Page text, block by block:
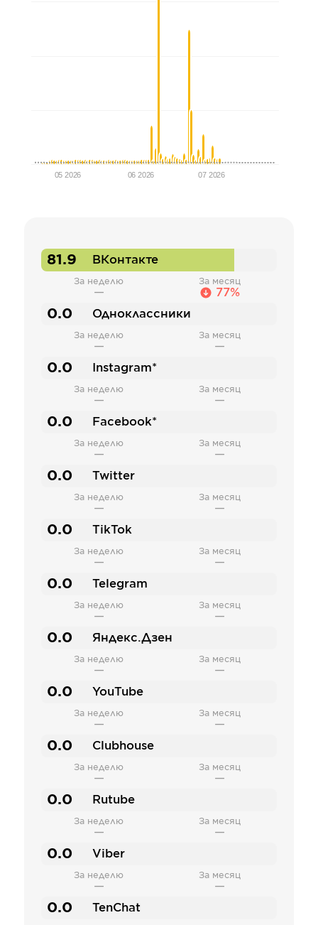
05 2026 06 2026 07 2026
81.9 ВКонтакте
За неделю
—
За месяц
77%
0.0 Одноклассники
За неделю
—
За месяц
—
0.0 Instagram*
За неделю
—
За месяц
—
0.0 Facebook*
За неделю
—
За месяц
—
0.0 Twitter
За неделю
—
За месяц
—
0.0 TikTok
За неделю
—
За месяц
—
0.0 Telegram
За неделю
—
За месяц
—
0.0 Яндекс.Дзен
За неделю
—
За месяц
—
0.0 YouTube
За неделю
—
За месяц
—
0.0 Clubhouse
За неделю
—
За месяц
—
0.0 Rutube
За неделю
—
За месяц
—
0.0 Viber
За неделю
—
За месяц
—
0.0 TenChat